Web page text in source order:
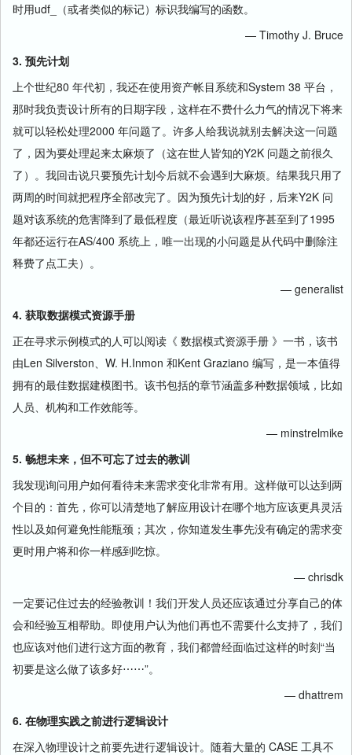
时用udf_（或者类似的标记）标识我编写的函数。
— Timothy J. Bruce
3. 预先计划
上个世纪80 年代初，我还在使用资产帐目系统和System 38 平台，
那时我负责设计所有的日期字段，这样在不费什么力气的情况下将来
就可以轻松处理2000 年问题了。许多人给我说就别去解决这一问题
了，因为要处理起来太麻烦了（这在世人皆知的Y2K 问题之前很久
了）。我回击说只要预先计划今后就不会遇到大麻烦。结果我只用了
两周的时间就把程序全部改完了。因为预先计划的好，后来Y2K 问
题对该系统的危害降到了最低程度（最近听说该程序甚至到了1995
年都还运行在AS/400 系统上，唯一出现的小问题是从代码中删除注
释费了点工夫）。
— generalist
4. 获取数据模式资源手册
正在寻求示例模式的人可以阅读《 数据模式资源手册 》一书，该书
由Len Silverston、W. H.Inmon 和Kent Graziano 编写，是一本值得
拥有的最佳数据建模图书。该书包括的章节涵盖多种数据领域，比如
人员、机构和工作效能等。
— minstrelmike
5. 畅想未来，但不可忘了过去的教训
我发现询问用户如何看待未来需求变化非常有用。这样做可以达到两
个目的：首先，你可以清楚地了解应用设计在哪个地方应该更具灵活
性以及如何避免性能瓶颈；其次，你知道发生事先没有确定的需求变
更时用户将和你一样感到吃惊。
— chrisdk
一定要记住过去的经验教训！我们开发人员还应该通过分享自己的体
会和经验互相帮助。即使用户认为他们再也不需要什么支持了，我们
也应该对他们进行这方面的教育，我们都曾经面临过这样的时刻“当
初要是这么做了该多好⋯⋯”。
— dhattrem
6. 在物理实践之前进行逻辑设计
在深入物理设计之前要先进行逻辑设计。随着大量的 CASE 工具不